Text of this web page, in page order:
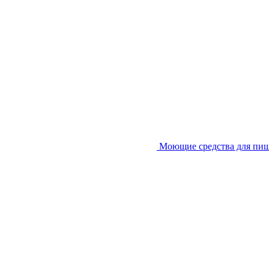
Моющие средства для